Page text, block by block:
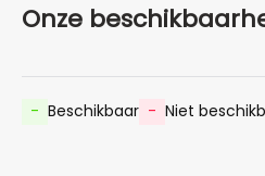
Onze
- Beschikbaar - Niet